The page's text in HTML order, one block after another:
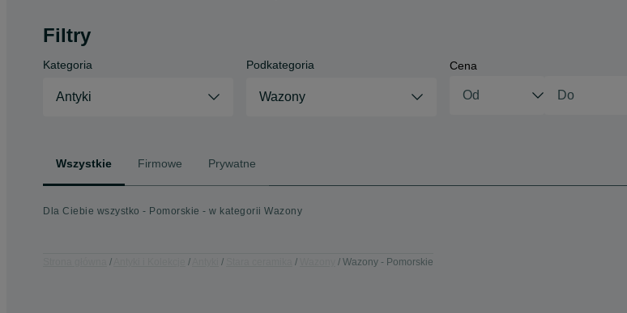
Filtry
Kategoria
Antyki
Podkategoria
Wazony
Cena
Wszystkie Firmowe Prywatne
Dla Ciebie wszystko - Pomorskie - w kategorii Wazony
Wazony - Pomorskie